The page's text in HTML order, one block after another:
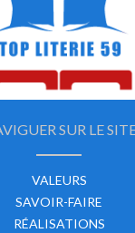
SUR LE
VALEURS
SAVOIR-FAIRE
RÉALISATIONS